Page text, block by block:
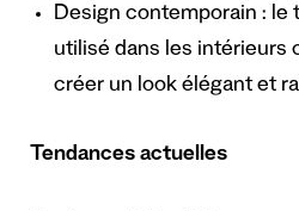
Design contemporain :
utilisé dans les intérieurs
créer un look élégant et
Tendances actuelles